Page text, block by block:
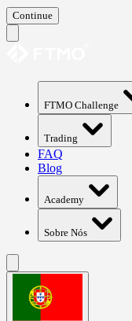
Continue
FTMO Challenge
Trading
FAQ
Blog
Academy
Sobre Nós